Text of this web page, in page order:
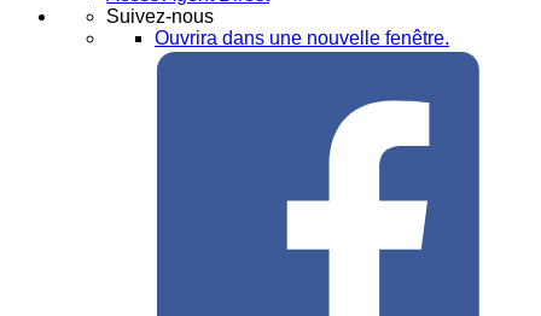
Suivez-nous
Ouvrira dans une nouvelle fenêtre.